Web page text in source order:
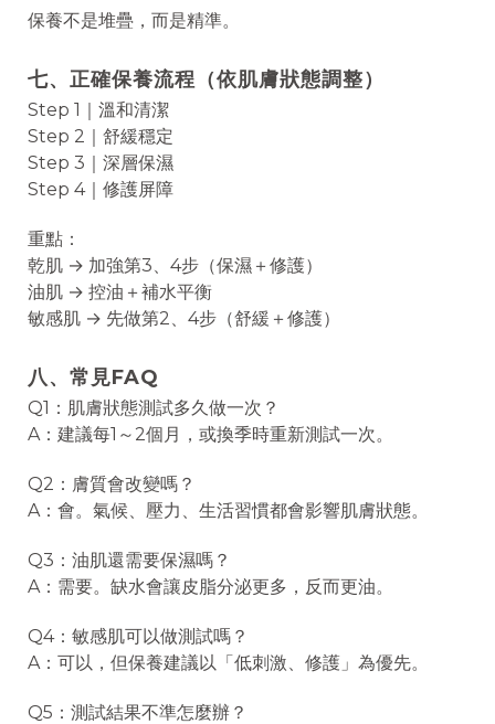
保養不是堆疊，而是精準。
七、正確保養流程（依肌膚狀態調整）
Step 1｜溫和清潔
Step 2｜舒緩穩定
Step 3｜深層保濕
Step 4｜修護屏障
重點：
乾肌 → 加強第3、4步（保濕＋修護）
油肌 → 控油＋補水平衡
敏感肌 → 先做第2、4步（舒緩＋修護）
八、常見FAQ
Q1：肌膚狀態測試多久做一次？
A：建議每1～2個月，或換季時重新測試一次。
Q2：膚質會改變嗎？
A：會。氣候、壓力、生活習慣都會影響肌膚狀態。
Q3：油肌還需要保濕嗎？
A：需要。缺水會讓皮脂分泌更多，反而更油。
Q4：敏感肌可以做測試嗎？
A：可以，但保養建議以「低刺激、修護」為優先。
Q5：測試結果不準怎麼辦？